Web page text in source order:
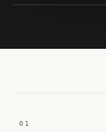
01